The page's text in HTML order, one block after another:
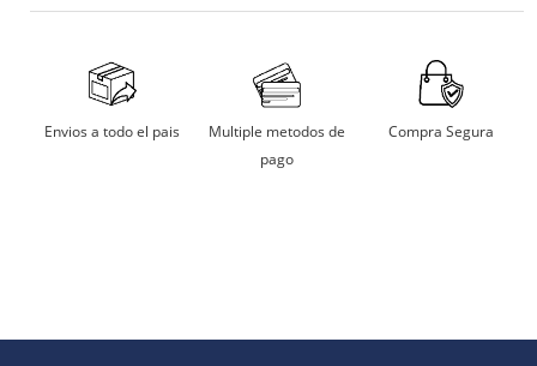
No usar maquina secadora.
Secarlo en sombra.
Planchar a temperatura moderada
Aceptamos tarjetas de crédito, débito, transferencias
bancarias y billeteras digitales.
Envios a todo el pais
Multiple metodos de
pago
Compra Segura